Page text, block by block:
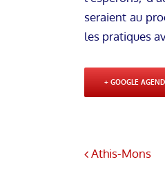
seraient au
les pratiques
+ GOOGLE
Athis-Mons